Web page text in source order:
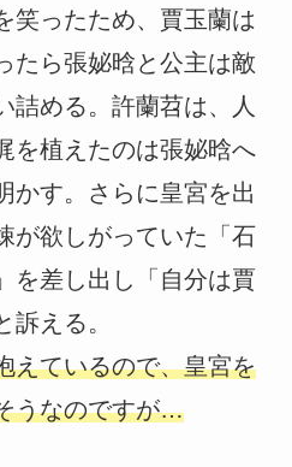
笑ったため、賈玉蘭は
たら張妼晗と公主は敵
詰める。許蘭苕は、人
を植えたのは張妼晗へ
かす。さらに皇宮を出
が欲しがっていた「石
を差し出し「自分は賈
訴える。
えているので、皇宮を
うなのですが…